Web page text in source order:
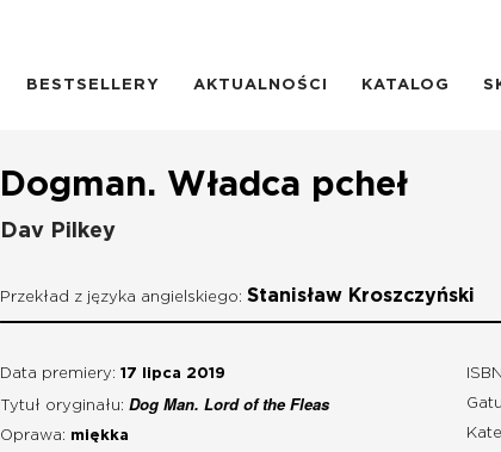
BESTSELLERY AKTUALNOŚCI KATALOG
Dogman. Władca pcheł
Dav Pilkey
Przekład z języka angielskiego: Stanisław Kroszczyński
Data premiery: 17 lipca 2019
Tytuł oryginału: Dog Man. Lord of the Fleas
Oprawa: miękka
ISBN